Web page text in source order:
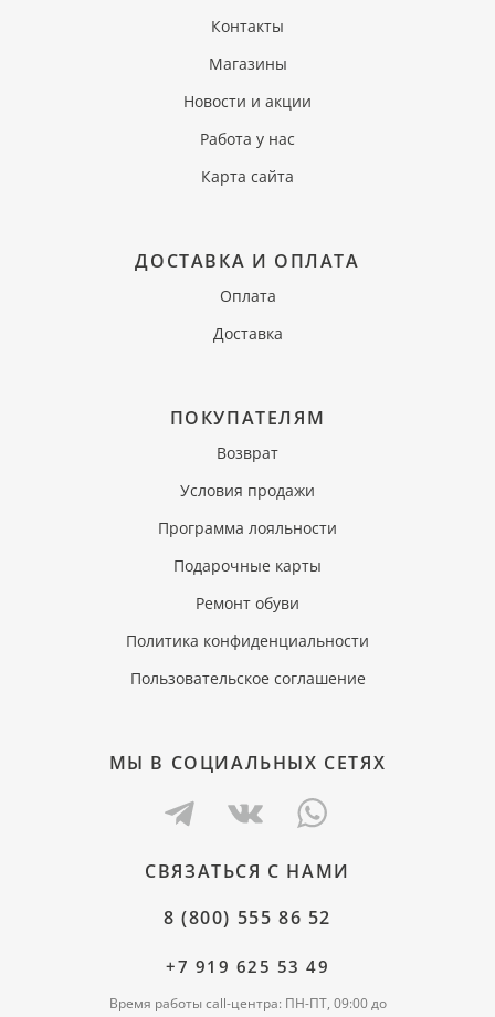
Контакты
Магазины
Новости и акции
Работа у нас
Карта сайта
ДОСТАВКА И ОПЛАТА
Оплата
Доставка
ПОКУПАТЕЛЯМ
Возврат
Условия продажи
Программа лояльности
Подарочные карты
Ремонт обуви
Политика конфиденциальности
Пользовательское соглашение
МЫ В СОЦИАЛЬНЫХ СЕТЯХ
СВЯЗАТЬСЯ С НАМИ
8 (800) 555 86 52
+7 919 625 53 49
Время работы call-центра: ПН-ПТ, 09:00 до